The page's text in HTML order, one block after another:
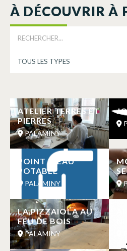
À DÉCOUVRIR À
ATELIER TERRES ET
PIERRES
PALAMINY
POINT D’EAU
POTABLE
PALAMINY
LA PIZZAIOLA AU
FEU DE BOIS
PALAMINY